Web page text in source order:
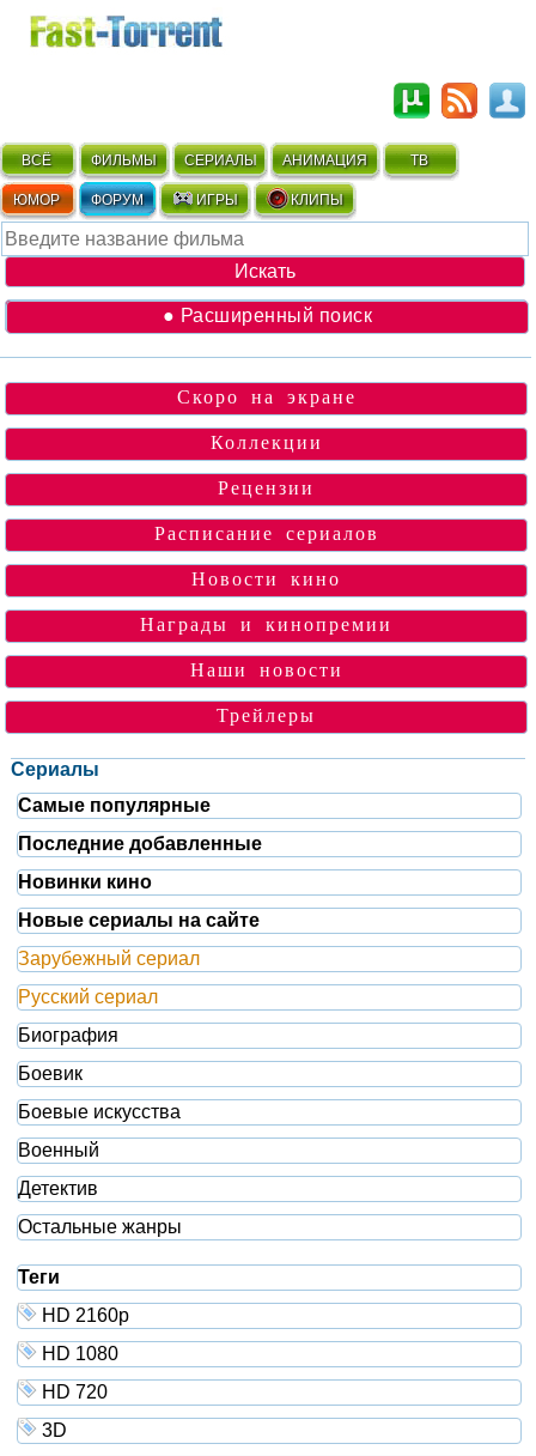
ВСЁ ФИЛЬМЫ СЕРИАЛЫ АНИМАЦИЯ ТВ
ЮМОР ФОРУМ ИГРЫ КЛИПЫ
● Расширенный поиск
Скоро на экране
Коллекции
Рецензии
Расписание сериалов
Новости кино
Награды и кинопремии
Наши новости
Трейлеры
Сериалы
Самые популярные
Последние добавленные
Новинки кино
Новые сериалы на сайте
Зарубежный сериал
Русский сериал
Биография
Боевик
Боевые искусства
Военный
Детектив
Остальные жанры
Теги
HD 2160р
HD 1080
HD 720
3D